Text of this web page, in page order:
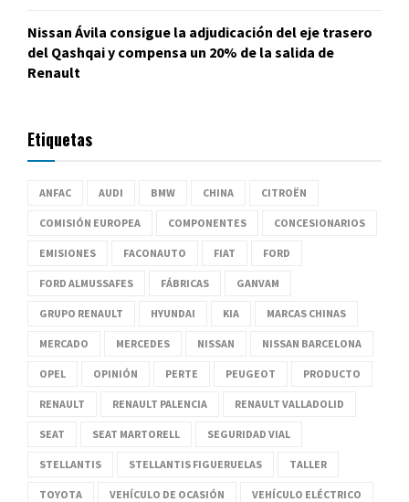
Nissan Ávila consigue la adjudicación del eje trasero
del Qashqai y compensa un 20% de la salida de
Renault
Etiquetas
ANFAC AUDI BMW CHINA CITROËN
COMISIÓN EUROPEA COMPONENTES CONCESIONARIOS
EMISIONES FACONAUTO FIAT FORD
FORD ALMUSSAFES FÁBRICAS GANVAM
GRUPO RENAULT HYUNDAI KIA MARCAS CHINAS
MERCADO MERCEDES NISSAN NISSAN BARCELONA
OPEL OPINIÓN PERTE PEUGEOT PRODUCTO
RENAULT RENAULT PALENCIA RENAULT VALLADOLID
SEAT SEAT MARTORELL SEGURIDAD VIAL
STELLANTIS STELLANTIS FIGUERUELAS TALLER
TOYOTA VEHÍCULO DE OCASIÓN VEHÍCULO ELÉCTRICO